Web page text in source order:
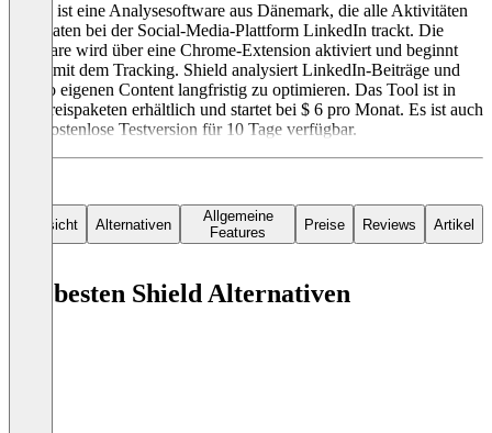
Shield ist eine Analysesoftware aus Dänemark, die alle Aktivitäten
und Daten bei der Social-Media-Plattform LinkedIn trackt. Die
Software wird über eine Chrome-Extension aktiviert und beginnt
sofort mit dem Tracking. Shield analysiert LinkedIn-Beiträge und
hilft so eigenen Content langfristig zu optimieren. Das Tool ist in
drei Preispaketen erhältlich und startet bei $ 6 pro Monat. Es ist auch
eine kostenlose Testversion für 10 Tage verfügbar.
Übersicht Alternativen
Allgemeine
Features
Preise Reviews Artikel
Die besten Shield Alternativen